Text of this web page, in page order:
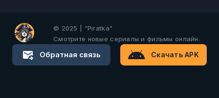
© 2025 | "Piratka"
Смотрите новые сериалы и фильмы онлайн.
Обратная связь Скачать APK